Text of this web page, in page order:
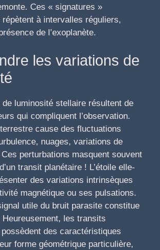
Ces « signatures »
répètent à intervalles réguliers,
de l’exoplanète.
les variations de
de luminosité stellaire résultent de
qui compliquent l’observation.
terrestre cause des fluctuations
nuages, variations de
perturbations masquent souvent
transit planétaire ! L’étoile elle-
des variations intrinsèques
magnétique ou ses pulsations.
utile du bruit parasite constitue
Heureusement, les transits
possèdent des caractéristiques
forme géométrique particulière,